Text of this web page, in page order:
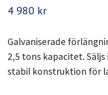
4 980 kr
Galvaniserade
2,5 tons kapacitet.
stabil konstruktion för